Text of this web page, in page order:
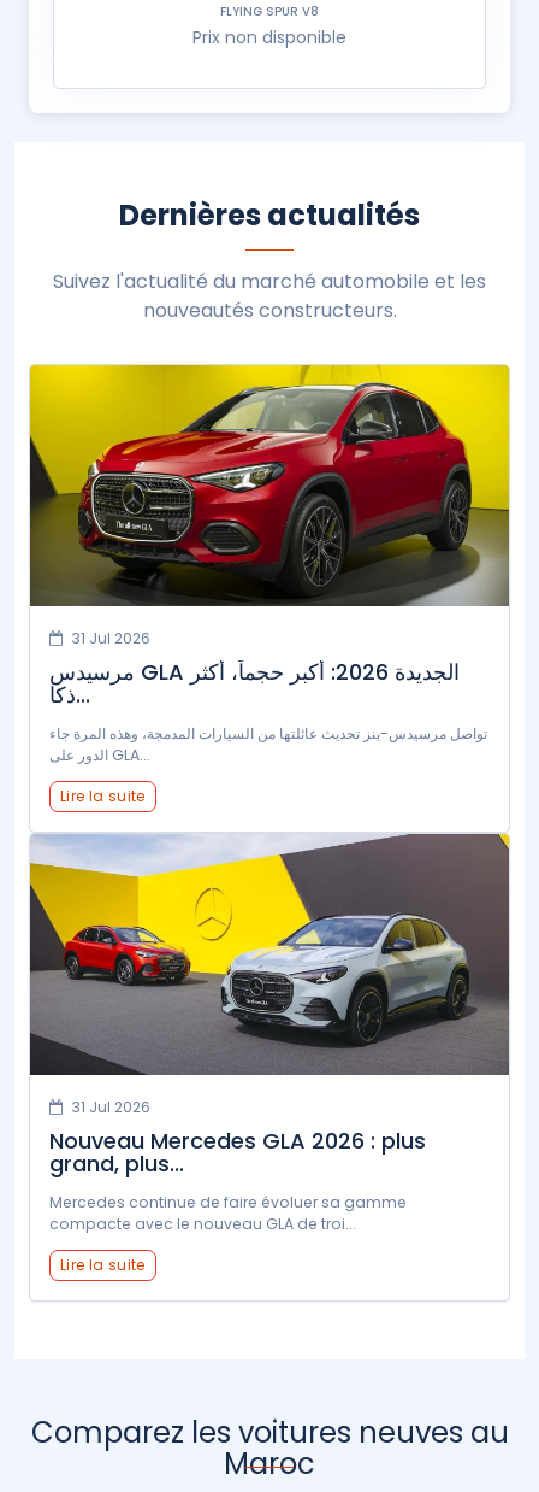
FLYING SPUR V8
Prix non disponible
Dernières actualités
Suivez l'actualité du marché automobile et les
nouveautés constructeurs.
31 Jul 2026
مرسيدس GLA الجديدة 2026: أكبر حجماً، أكثر
ذكا...
تواصل مرسيدس-بنز تحديث عائلتها من السيارات المدمجة، وهذه المرة جاء
الدور على GLA...
Lire la suite
31 Jul 2026
Nouveau Mercedes GLA 2026 : plus
grand, plus...
Mercedes continue de faire évoluer sa gamme
compacte avec le nouveau GLA de troi...
Lire la suite
Comparez les voitures neuves au
Maroc